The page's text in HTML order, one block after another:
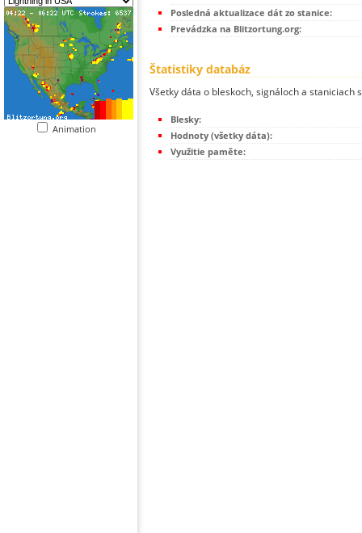
Animation
Posledná aktualizace dát zo stanice:
Prevádzka na Blitzortung.org:
Štatistiky databáz
Všetky dáta o bleskoch, signáloch a
Blesky:
Hodnoty (všetky dáta):
Využitie paměte: